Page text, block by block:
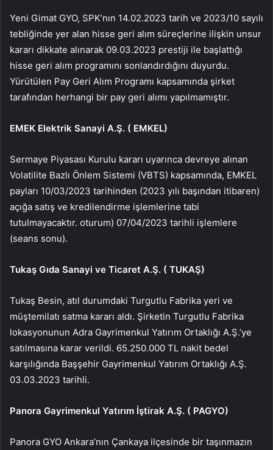
Yeni Gimat GYO, SPK’nın 14.02.2023 tarih ve 2023/10 sayılı
tebliğinde yer alan hisse geri alım süreçlerine ilişkin unsur
kararı dikkate alınarak 09.03.2023 prestiji ile başlattığı
hisse geri alım programını sonlandırdığını duyurdu.
Yürütülen Pay Geri Alım Programı kapsamında şirket
tarafından herhangi bir pay geri alımı yapılmamıştır.
EMEK Elektrik Sanayi A.Ş. ( EMKEL)
Sermaye Piyasası Kurulu kararı uyarınca devreye alınan
Volatilite Bazlı Önlem Sistemi (VBTS) kapsamında, EMKEL
payları 10/03/2023 tarihinden (2023 yılı başından itibaren)
açığa satış ve kredilendirme işlemlerine tabi
tutulmayacaktır. oturum) 07/04/2023 tarihli işlemlere
(seans sonu).
Tukaş Gıda Sanayi ve Ticaret A.Ş. ( TUKAŞ)
Tukaş Besin, atıl durumdaki Turgutlu Fabrika yeri ve
müştemilatı satma kararı aldı. Şirketin Turgutlu Fabrika
lokasyonunun Adra Gayrimenkul Yatırım Ortaklığı A.Ş.’ye
satılmasına karar verildi. 65.250.000 TL nakit bedel
karşılığında Başşehir Gayrimenkul Yatırım Ortaklığı A.Ş.
03.03.2023 tarihli.
Panora Gayrimenkul Yatırım İştirak A.Ş. ( PAGYO)
Panora GYO Ankara’nın Çankaya ilçesinde bir taşınmazın